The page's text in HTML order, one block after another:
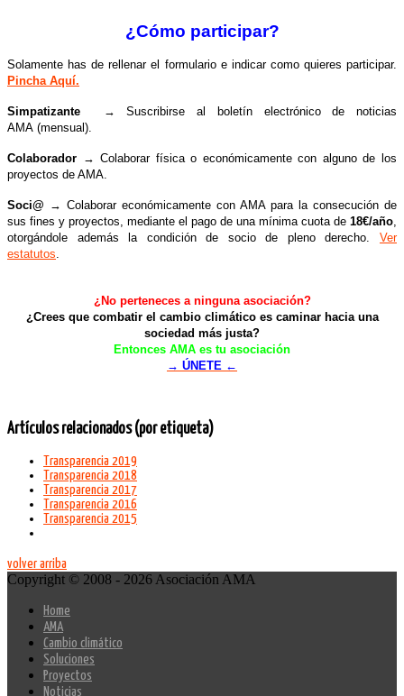
¿Cómo participar?
Solamente has de rellenar el formulario e indicar como quieres participar.
Pincha Aquí.
Simpatizante → Suscribirse al boletín electrónico de noticias
AMA (mensual)
Colaborador → Colaborar física o económicamente con alguno de los
proyectos de AMA.
Soci@ → Colaborar económicamente con AMA para la consecución de
sus fines y proyectos, mediante el pago de una mínima cuota de 18€/año
otorgándole además la condición de socio de pleno derecho. Ver
estatutos
¿No perteneces a ninguna asociación?
¿Crees que combatir el cambio climático es caminar hacia una
sociedad más justa?
Entonces AMA es tu asociación
→ ÚNETE ←
Artículos relacionados (por etiqueta)
Transparencia 2019
Transparencia 2018
Transparencia 2017
Transparencia 2016
Transparencia 2015
volver arriba
Copyright © 2008 - 2026 Asociación AMA
Home
AMA
Cambio climático
Soluciones
Proyectos
Noticias